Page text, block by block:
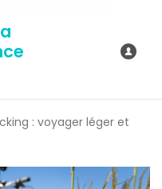
: voyager léger et